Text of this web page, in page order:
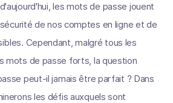
les mots de passe jouent
de nos comptes en ligne et de
Cependant, malgré tous les
mots de passe forts, la question
peut-il jamais être parfait ? Dans
les défis auxquels sont